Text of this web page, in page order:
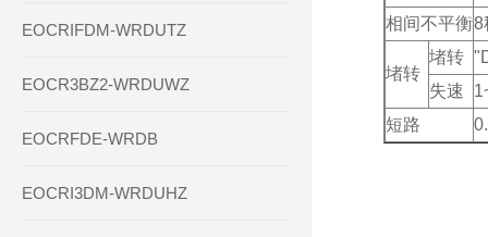
EOCRIFDM-WRDUTZ
EOCR3BZ2-WRDUWZ
EOCRFDE-WRDB
EOCRI3DM-WRDUHZ
相间不平衡8
堵转
堵转
失速
短路